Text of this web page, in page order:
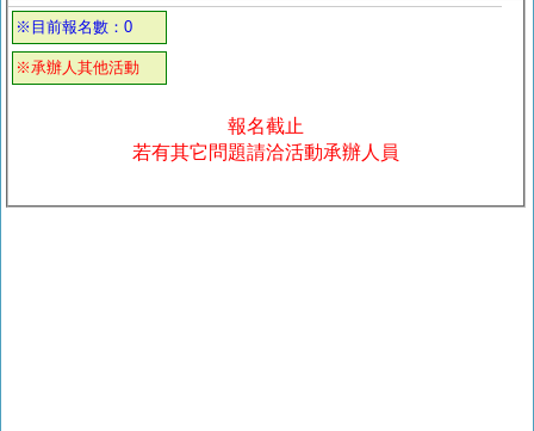
※目前報名數：0
※承辦人其他活動
報名截止
若有其它問題請洽活動承辦人員